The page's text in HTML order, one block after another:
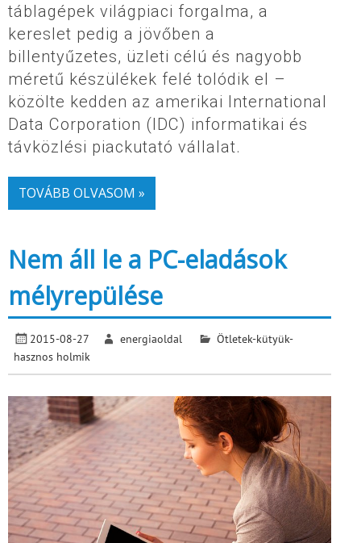
táblagépek világpiaci forgalma, a
kereslet pedig a jövőben a
billentyűzetes, üzleti célú és nagyobb
méretű készülékek felé tolódik el –
közölte kedden az amerikai International
Data Corporation (IDC) informatikai és
távközlési piackutató vállalat.
TOVÁBB OLVASOM »
Nem áll le a PC-eladások
mélyrepülése
2015-08-27 energiaoldal
Ötletek-kütyük-
hasznos holmik